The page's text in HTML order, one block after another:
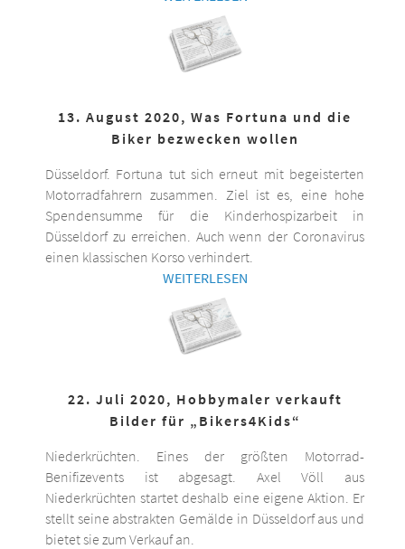
13. August 2020, Was Fortuna und die
Biker bezwecken wollen
Düsseldorf. Fortuna tut sich erneut mit begeisterten
Motorradfahrern zusammen. Ziel ist es, eine hohe
Spendensumme für die Kinderhospizarbeit in
Düsseldorf zu erreichen. Auch wenn der Coronavirus
einen klassischen Korso verhindert.
WEITERLESEN
22. Juli 2020, Hobbymaler verkauft
Bilder für „Bikers4Kids“
Niederkrüchten. Eines der größten Motorrad-
Benifizevents ist abgesagt. Axel Völl aus
Niederkrüchten startet deshalb eine eigene Aktion. Er
stellt seine abstrakten Gemälde in Düsseldorf aus und
bietet sie zum Verkauf an.